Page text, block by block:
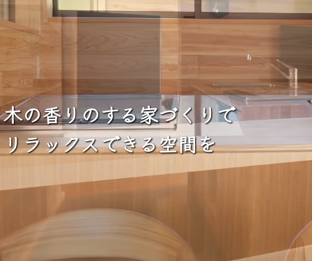
内装リフォーム
外構リフォーム
防水工事
外壁塗装
木の香りのする家づくりで
リラックスできる空間を